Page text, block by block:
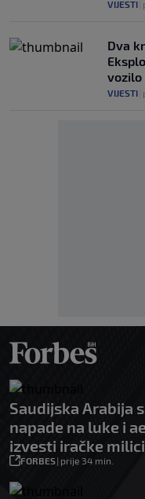
VIJESTI
Dva
vozilo
VIJESTI
Saudijska Arabija
napade na luke i
izvesti iračke
FORBES| prije 34 min.